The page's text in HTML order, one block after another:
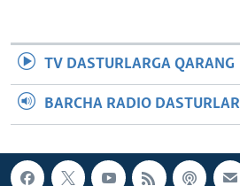
TV DASTURLARGA QARANG
BARCHA RADIO DASTURLAR